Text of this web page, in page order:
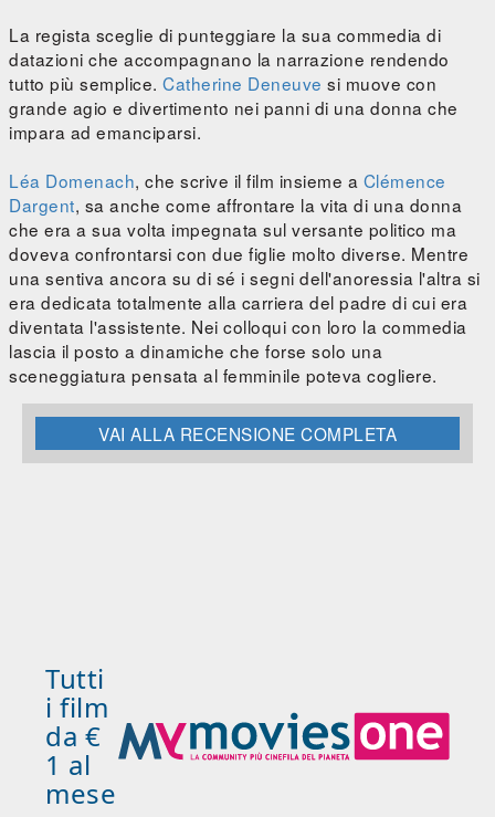
La regista sceglie di punteggiare la sua commedia di
datazioni che accompagnano la narrazione rendendo
tutto più semplice. Catherine Deneuve si muove con
grande agio e divertimento nei panni di una donna che
impara ad emanciparsi.
Léa Domenach, che scrive il film insieme a Clémence
Dargent, sa anche come affrontare la vita di una donna
che era a sua volta impegnata sul versante politico ma
doveva confrontarsi con due figlie molto diverse. Mentre
una sentiva ancora su di sé i segni dell'anoressia l'altra si
era dedicata totalmente alla carriera del padre di cui era
diventata l'assistente. Nei colloqui con loro la commedia
lascia il posto a dinamiche che forse solo una
sceneggiatura pensata al femminile poteva cogliere.
VAI ALLA RECENSIONE COMPLETA
Tutti
i film
da €
1 al
mese